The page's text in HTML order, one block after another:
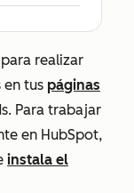
para realizar
en tus páginas
Para trabajar
en HubSpot,
instala el